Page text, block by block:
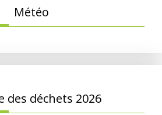
Météo
des déchets 2026